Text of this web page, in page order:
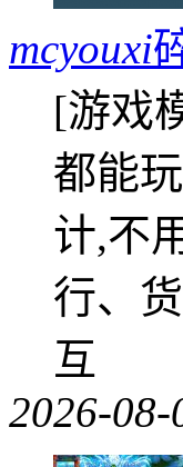
mcyouxi
[游戏
都能
计,不
行、
互
2026-08-